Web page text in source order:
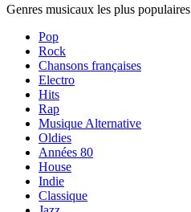
Genres musicaux les plus populaires
Pop
Rock
Chansons françaises
Electro
Hits
Rap
Musique Alternative
Oldies
Années 80
House
Indie
Classique